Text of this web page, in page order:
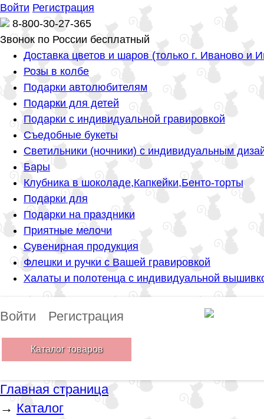
Войти Регистрация
8-800-30-27-365
Звонок по России бесплатный
Доставка цветов и шаров (только г. Иваново и
Розы в колбе
Подарки автолюбителям
Подарки для детей
Подарки с индивидуальной гравировкой
Съедобные букеты
Светильники (ночники) с индивидуальным
Бары
Клубника в шоколаде,Капкейки,Бенто-торты
Подарки для
Подарки на праздники
Приятные мелочи
Сувенирная продукция
Флешки и ручки с Вашей гравировкой
Халаты и полотенца с индивидуальной
Войти Регистрация
Каталог товаров
Главная страница
→ Каталог